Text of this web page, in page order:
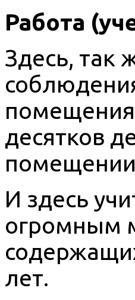
Работа
Здесь, так
десятков
И здесь
огромным
лет.